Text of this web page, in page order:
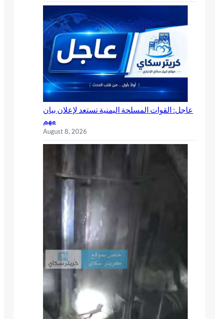
عاجل: القوات المسلحة اليمنية تستعد لإعلان بيان
مهم
August 8, 2026